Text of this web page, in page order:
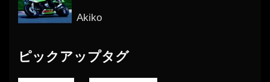
Akiko
ピックアップタグ